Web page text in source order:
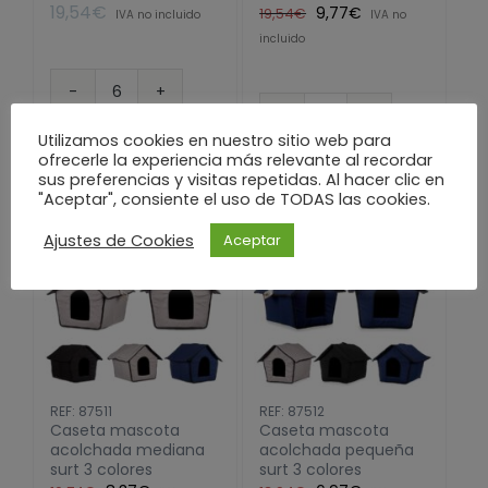
19,54€ IVA no incluido
Cabaña
pequeña
surt
3
cantidad
Añadir al carrito
19,54€ El
19,54€.
9,77€ El
9,77€.
IVA no
incluido
mascota
acolchada
grande
cantidad
Añadir al carrito
REF: 87511
Caseta mascota
acolchada mediana
surt 3 colores
REF: 87512
Caseta mascota
acolchada pequeña
surt 3 colores
Utilizamos cookies en nuestro sitio web para
ofrecerle la experiencia más relevante al recordar
sus preferencias y visitas repetidas. Al hacer clic en
"Aceptar", consiente el uso de TODAS las cookies.
Ajustes de Cookies
Aceptar